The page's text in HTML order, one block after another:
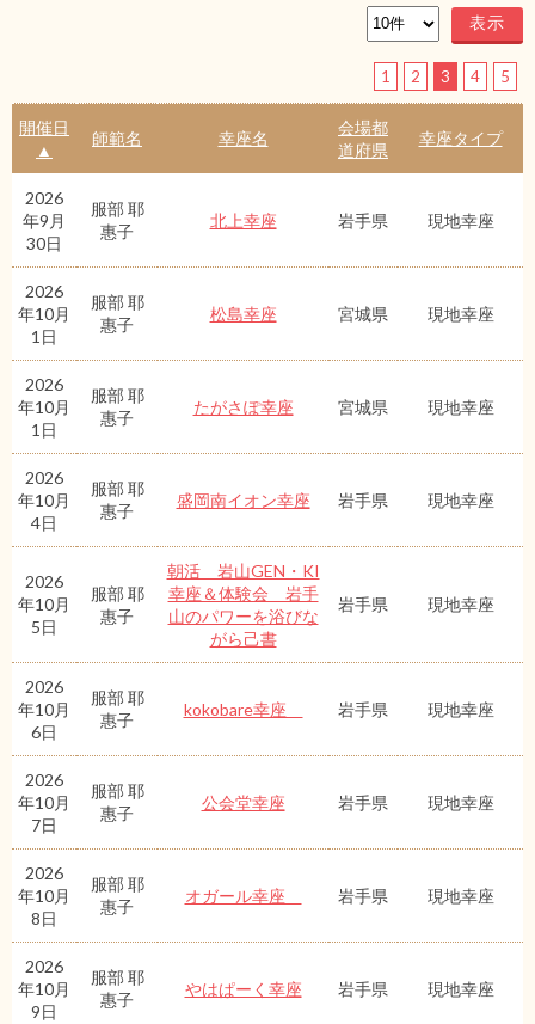
1 2 3 4 5
開催日
▲
師範名 幸座名
会場都
道府県
幸座タイプ
2026
年9月
30日
服部 耶
惠子
北上幸座 岩手県 現地幸座
2026
年10月
1日
服部 耶
惠子
松島幸座 宮城県 現地幸座
2026
年10月
1日
服部 耶
惠子
たがさぽ幸座 宮城県 現地幸座
2026
年10月
4日
服部 耶
惠子
盛岡南イオン幸座 岩手県 現地幸座
2026
年10月
5日
服部 耶
惠子
朝活 岩山GEN・KI
幸座＆体験会 岩手
山のパワーを浴びな
がら己書
岩手県 現地幸座
2026
年10月
6日
服部 耶
惠子
kokobare幸座 岩手県 現地幸座
2026
年10月
7日
服部 耶
惠子
公会堂幸座 岩手県 現地幸座
2026
年10月
8日
服部 耶
惠子
オガール幸座 岩手県 現地幸座
2026
年10月
9日
服部 耶
惠子
やはぱーく幸座 岩手県 現地幸座